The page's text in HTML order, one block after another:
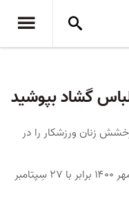
لباس گشاد بپوشید
زنان ورزشکار را در
دوشنبه ۵ مهر ۱۴۰۰ برابر با ۲۷ سِپتامبر